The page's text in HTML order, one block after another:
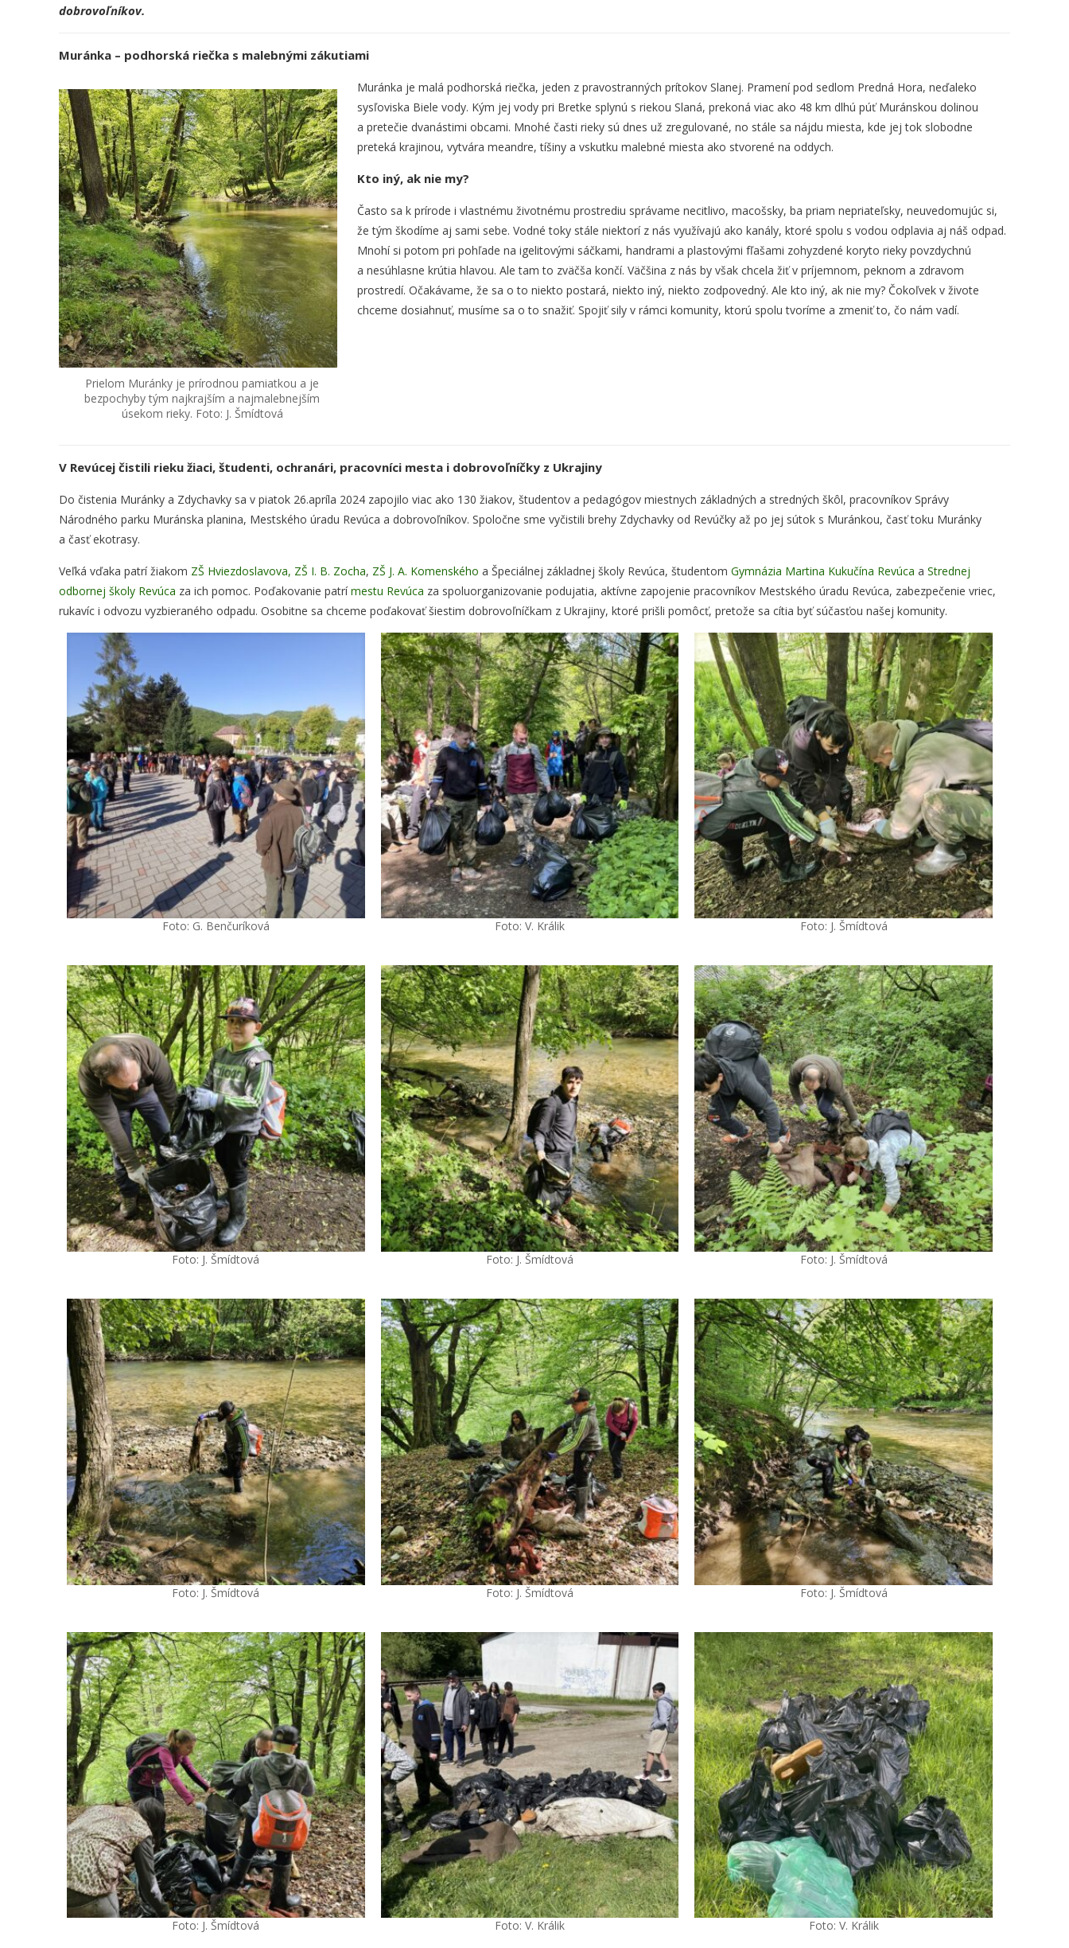
dobrovoľníkov.
Muránka – podhorská riečka s malebnými zákutiami
Prielom Muránky je prírodnou pamiatkou a je
bezpochyby tým najkrajším a najmalebnejším
úsekom rieky. Foto: J. Šmídtová
Muránka je malá podhorská riečka, jeden z pravostranných prítokov Slanej. Pramení pod sedlom Predná Hora, neďaleko
sysľoviska Biele vody. Kým jej vody pri Bretke splynú s riekou Slaná, prekoná viac ako 48 km dlhú púť Muránskou dolinou
a pretečie dvanástimi obcami. Mnohé časti rieky sú dnes už zregulované, no stále sa nájdu miesta, kde jej tok slobodne
preteká krajinou, vytvára meandre, tíšiny a vskutku malebné miesta ako stvorené na oddych.
Kto iný, ak nie my?
Často sa k prírode i vlastnému životnému prostrediu správame necitlivo, macošsky, ba priam nepriateľsky, neuvedomujúc si,
že tým škodíme aj sami sebe. Vodné toky stále niektorí z nás využívajú ako kanály, ktoré spolu s vodou odplavia aj náš odpad.
Mnohí si potom pri pohľade na igelitovými sáčkami, handrami a plastovými fľašami zohyzdené koryto rieky povzdychnú
a nesúhlasne krútia hlavou. Ale tam to zväčša končí. Väčšina z nás by však chcela žiť v príjemnom, peknom a zdravom
prostredí. Očakávame, že sa o to niekto postará, niekto iný, niekto zodpovedný. Ale kto iný, ak nie my? Čokoľvek v živote
chceme dosiahnuť, musíme sa o to snažiť. Spojiť sily v rámci komunity, ktorú spolu tvoríme a zmeniť to, čo nám vadí.
V Revúcej čistili rieku žiaci, študenti, ochranári, pracovníci mesta i dobrovoľníčky z Ukrajiny
Do čistenia Muránky a Zdychavky sa v piatok 26.apríla 2024 zapojilo viac ako 130 žiakov, študentov a pedagógov miestnych základných a stredných škôl, pracovníkov Správy
Národného parku Muránska planina, Mestského úradu Revúca a dobrovoľníkov. Spoločne sme vyčistili brehy Zdychavky od Revúčky až po jej sútok s Muránkou, časť toku Muránky
a časť ekotrasy.
Veľká vďaka patrí žiakom ZŠ Hviezdoslavova, ZŠ I. B. Zocha, ZŠ J. A. Komenského a Špeciálnej základnej školy Revúca, študentomGymnázia Martina Kukučína Revúca aStrednej
odbornej školy Revúca za ich pomoc. Poďakovanie patrímestu Revúca za spoluorganizovanie podujatia, aktívne zapojenie pracovníkov Mestského úradu Revúca, zabezpečenie vriec,
rukavíc i odvozu vyzbieraného odpadu. Osobitne sa chceme poďakovať šiestim dobrovoľníčkam z Ukrajiny, ktoré prišli pomôcť, pretože sa cítia byť súčasťou našej komunity.
Foto: G. Benčuríková Foto: V. Králik Foto: J. Šmídtová
Foto: J. Šmídtová Foto: J. Šmídtová Foto: J. Šmídtová
Foto: J. Šmídtová Foto: J. Šmídtová Foto: J. Šmídtová
Foto: J. Šmídtová Foto: V. Králik Foto: V. Králik